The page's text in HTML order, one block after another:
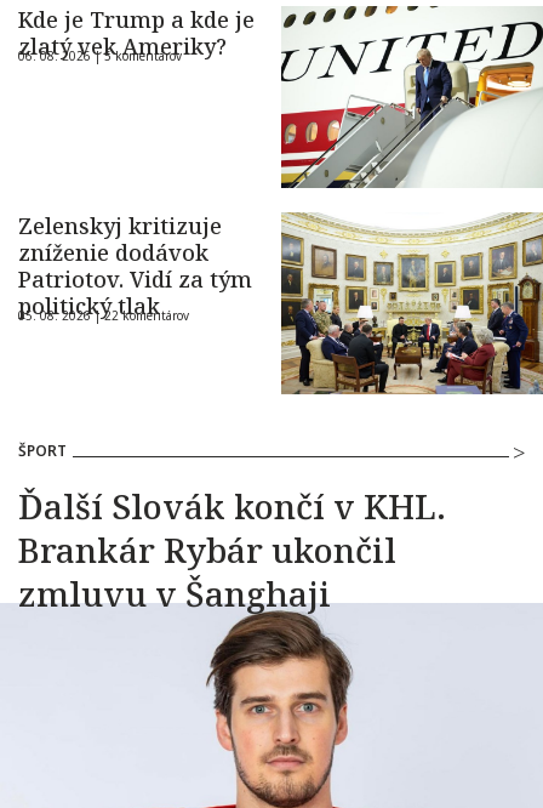
Kde je Trump a kde je
zlatý vek Ameriky?
06. 08. 2026 |5 komentárov
Zelenskyj kritizuje
zníženie dodávok
Patriotov. Vidí za tým
politický tlak
05. 08. 2026 |22 komentárov
ŠPORT